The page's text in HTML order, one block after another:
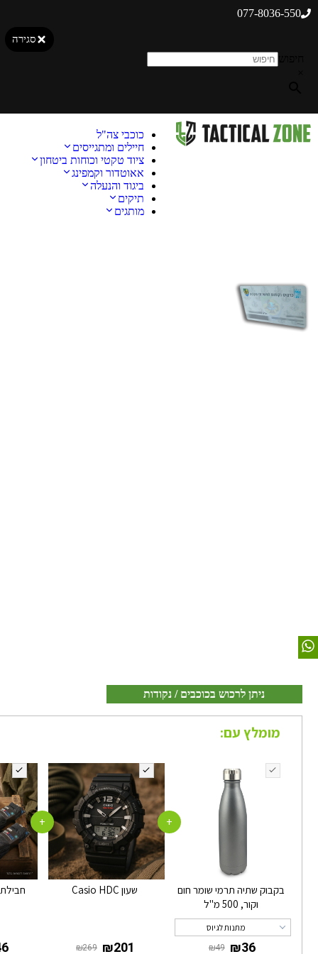
077-8036-550
סגירה
כוכבי צה"ל
חיילים ומתגייסים
ציוד טקטי וכוחות ביטחון
אאוטדור וקמפינג
ביגוד והנעלה
תיקים
מותגים
ניתן לרכוש בכוכבים / נקודות
מומלץ עם:
בקבוק שתיה תרמי שומר חום
וקור, 500 מ"ל
מתנות לגיוס
‏49 ₪ ‏36 ₪
+
שעון Casio HDC
+
‏246 ₪